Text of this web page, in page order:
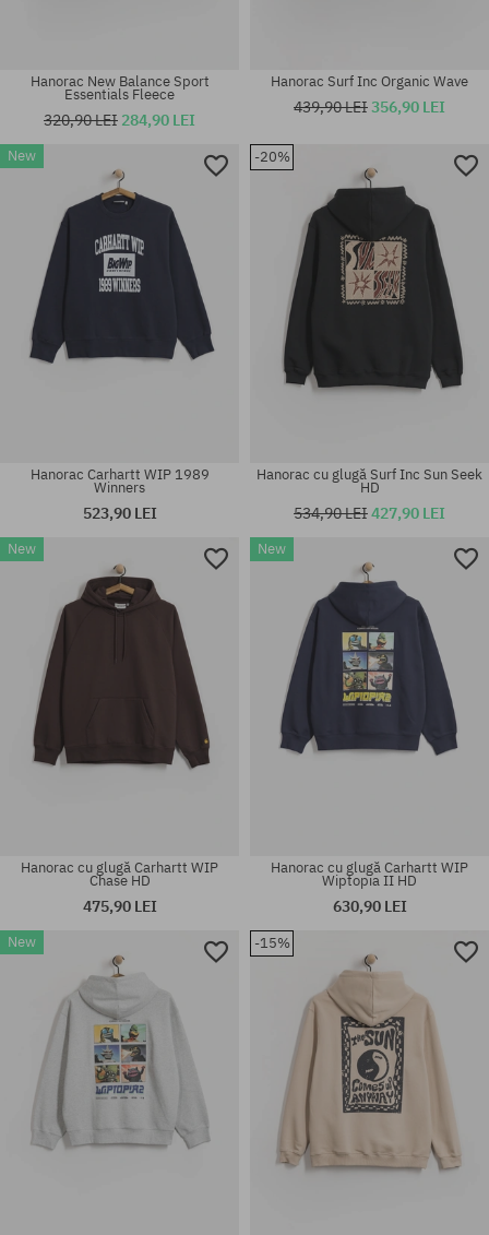
Mărimi existente:
Mărimi existente:
Mărimi existente:
Hanorac New Balance Sport
Essentials Fleece
320,90 LEI 284,90 LEI
Mărimi existente:
Hanorac Surf Inc Organic Wave
439,90 LEI356,90 LEI
New
Mărimi existente:
Hanorac Carhartt WIP 1989
Winners
523,90 LEI
-20%
Mărimi existente:
Hanorac cu glugă Surf Inc Sun Seek
HD
534,90 LEI427,90 LEI
New
Hanorac cu glugă Carhartt WIP
Chase HD
475,90 LEI
New
Hanorac cu glugă Carhartt WIP
Wiptopia II HD
630,90 LEI
New -15%